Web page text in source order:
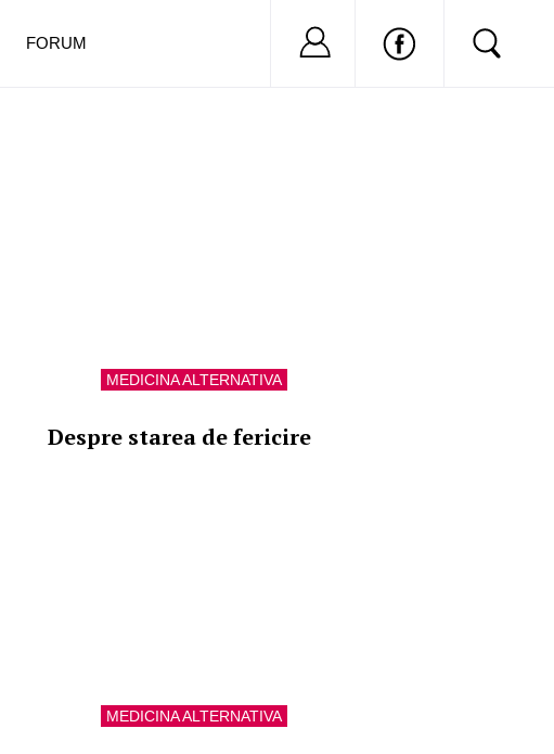
MEDICINA ALTERNATIVA
Despre starea de fericire
MEDICINA ALTERNATIVA
FORUM Nu ai cont?